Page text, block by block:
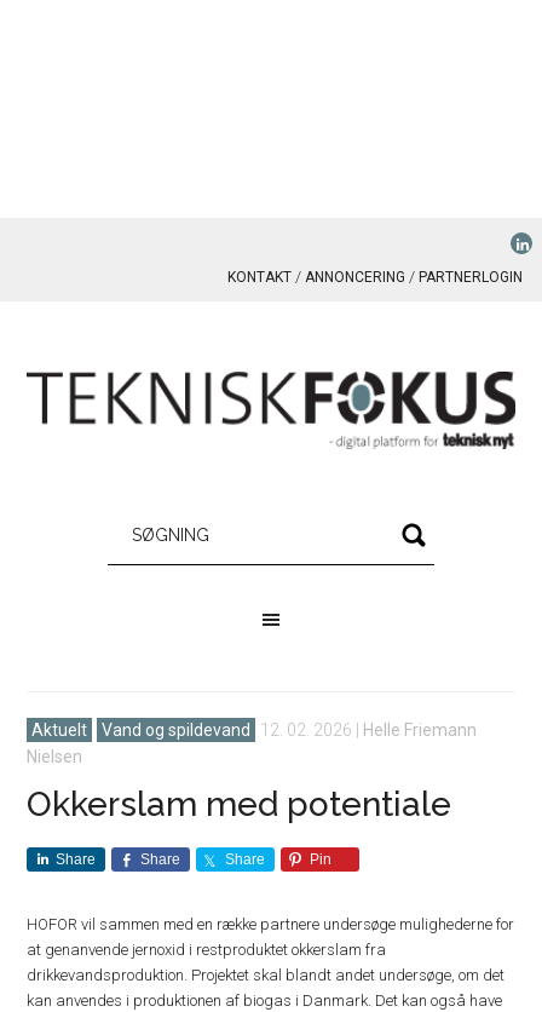
KONTAKT ANNONCERING PARTNERLOGIN
Aktuelt Vand og spildevand 12. 02. 2026
Helle Friemann
Nielsen
Okkerslam med potentiale
Share Share Share Pin
HOFOR vil sammen med en række partnere undersøge mulighederne for
at genanvende jernoxid i restproduktet okkerslam fra
drikkevandsproduktion. Projektet skal blandt andet undersøge, om det
kan anvendes i produktionen af biogas i Danmark. Det kan også have